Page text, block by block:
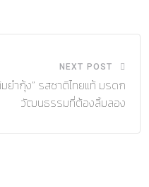
NEXT POST
มยำกุ้ง” รสชาติไทยแท้ มรดก
วัฒนธรรมที่ต้องลิ้มลอง